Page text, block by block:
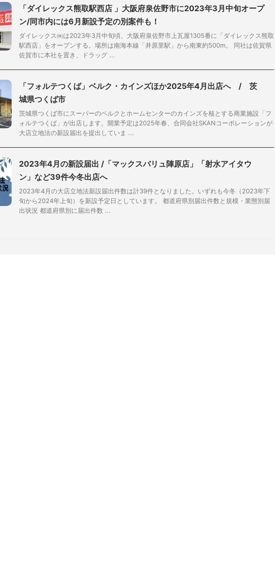
「ダイレックス熊取駅西店 」大阪府泉佐野市に2023年3月中旬オープ
ン/同市内には6月新設予定の別案件も！
ダイレックス㈱は2023年3月中旬頃、大阪府泉佐野市上瓦屋1305番に「ダイレックス熊取
駅西店」をオープンする。場所は南海本線「井原里駅」から南東約500m。 同社は佐賀県
佐賀市に本社を置き、ドラッグ ...
「フォルテつくば」ベルク・カインズほか2025年4月出店へ / 茨
城県つくば市
茨城県つくば市にスーパーのベルクとホームセンターのカインズを核とする商業施設「フ
ォルテつくば」が出店します。開業予定は2025年春、合同会社SKANコーポレーションが
大店立地法の新設届出を提出していま ...
2023年4月の新設届出 /「マックスバリュ陣原店」「射水アイタウ
ン」など39件今冬出店へ
2023年4月の大店立地法新設届出件数は計39件となりました。いずれも今冬（2023年下
旬から2024年上旬）を新設予定日としています。 都道府県別届出件数と規模・業態別届
出状況 都道府県別に届出件数 ...